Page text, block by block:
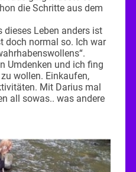
die Schritte aus dem
dieses Leben anders ist
doch normal so. Ich war
Umdenken und ich fing
wollen. Einkaufen,
Mit Darius mal
all sowas.. was andere